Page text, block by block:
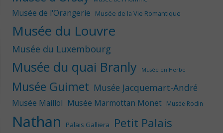
Musée de l'Orangerie Musée de la Vie Romantique
Musée du Louvre
Musée du Luxembourg
Musée du quai Branly Musée en Herbe
Musée Guimet Musée Jacquemart-André
Musée Maillol Musée Marmottan Monet Musée Rodin
Nathan Palais Galliera Petit Palais